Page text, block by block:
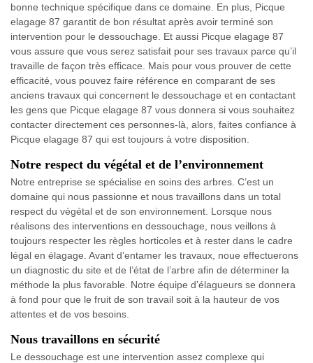
bonne technique spécifique dans ce domaine. En plus, Picque
elagage 87 garantit de bon résultat après avoir terminé son
intervention pour le dessouchage. Et aussi Picque elagage 87
vous assure que vous serez satisfait pour ses travaux parce qu’il
travaille de façon très efficace. Mais pour vous prouver de cette
efficacité, vous pouvez faire référence en comparant de ses
anciens travaux qui concernent le dessouchage et en contactant
les gens que Picque elagage 87 vous donnera si vous souhaitez
contacter directement ces personnes-là, alors, faites confiance à
Picque elagage 87 qui est toujours à votre disposition.
Notre respect du végétal et de l’environnement
Notre entreprise se spécialise en soins des arbres. C’est un
domaine qui nous passionne et nous travaillons dans un total
respect du végétal et de son environnement. Lorsque nous
réalisons des interventions en dessouchage, nous veillons à
toujours respecter les règles horticoles et à rester dans le cadre
légal en élagage. Avant d’entamer les travaux, noue effectuerons
un diagnostic du site et de l’état de l’arbre afin de déterminer la
méthode la plus favorable. Notre équipe d’élagueurs se donnera
à fond pour que le fruit de son travail soit à la hauteur de vos
attentes et de vos besoins.
Nous travaillons en sécurité
Le dessouchage est une intervention assez complexe qui